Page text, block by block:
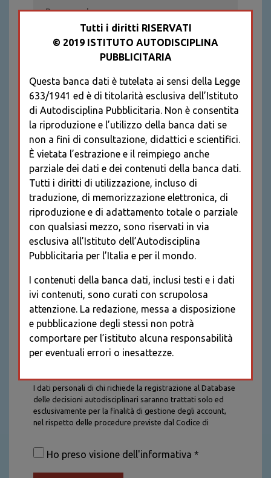
Recupera password
REGISTRATI
* I CAMPI CONTRASSEGNATI SONO
OBBLIGATORI
I dati personali di chi richiede la registrazione al Database
delle decisioni autodisciplinari saranno trattati solo ed
esclusivamente per la finalità di gestione degli account,
nel rispetto delle procedure previste dal Codice di
saranno trattati con tutte le cautele richieste dalla legge e
saranno conservati per la durata stabilita caso per caso
Ho preso visione dell'informativa *
Tutti i diritti RISERVATI
© 2019 ISTITUTO AUTODISCIPLINA
PUBBLICITARIA
Questa banca dati è tutelata ai sensi della Legge
633/1941 ed è di titolarità esclusiva dell’Istituto
di Autodisciplina Pubblicitaria. Non è consentita
la riproduzione e l’utilizzo della banca dati se
non a fini di consultazione, didattici e scientifici.
È vietata l’estrazione e il reimpiego anche
parziale dei dati e dei contenuti della banca dati.
Tutti i diritti di utilizzazione, incluso di
traduzione, di memorizzazione elettronica, di
riproduzione e di adattamento totale o parziale
con qualsiasi mezzo, sono riservati in via
esclusiva all’Istituto dell’Autodisciplina
Pubblicitaria per l’Italia e per il mondo.
I contenuti della banca dati, inclusi testi e i dati
ivi contenuti, sono curati con scrupolosa
attenzione. La redazione, messa a disposizione
e pubblicazione degli stessi non potrà
comportare per l’istituto alcuna responsabilità
per eventuali errori o inesattezze.